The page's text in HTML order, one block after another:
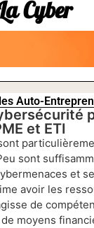
Cyber
Auto-
et ETI
sont
et
avoir les
de
moyens